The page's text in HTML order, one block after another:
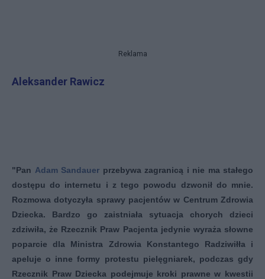
Reklama
Aleksander Rawicz
"Pan Adam Sandauer przebywa zagranicą i nie ma stałego
dostępu do internetu i z tego powodu dzwonił do mnie.
Rozmowa dotyczyła sprawy pacjentów w Centrum Zdrowia
Dziecka. Bardzo go zaistniała sytuacja chorych dzieci
zdziwiła, że Rzecznik Praw Pacjenta jedynie wyraża słowne
poparcie dla Ministra Zdrowia Konstantego Radziwiłła i
apeluje o inne formy protestu pielęgniarek, podczas gdy
Rzecznik Praw Dziecka podejmuje kroki prawne w kwestii